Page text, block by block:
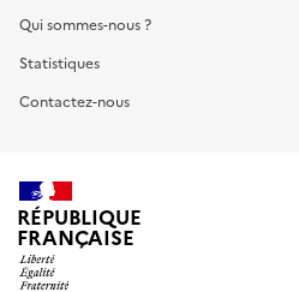
Qui sommes-nous ?
Statistiques
Contactez-nous
RÉPUBLIQUE
FRANÇAISE